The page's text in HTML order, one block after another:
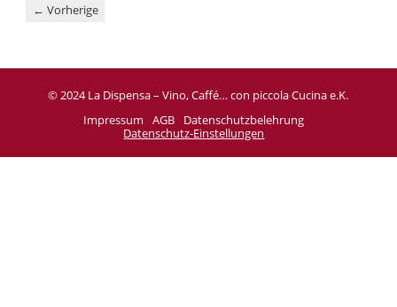
← Vorherige
© 2024 La Dispensa – Vino, Caffé… con piccola Cucina e.K.
Impressum
AGB
Datenschutzbelehrung
Datenschutz-Einstellungen